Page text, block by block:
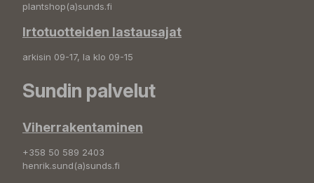
plantshop(a)sunds.fi
Irtotuotteiden lastausajat
arkisin 09-17, la klo 09-15
Sundin palvelut
Viherrakentaminen
+358 50 589 2403
henrik.sund(a)sunds.fi